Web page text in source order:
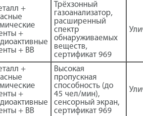
+
+
+ ВВ
Трёхзонный
газоанализатор,
расширенный
спектр
обнаруживаемых
веществ,
сертификат 969
+
+
+ ВВ
Высокая
пропускная
способность (до
45 чел/мин),
сенсорный экран,
сертификат 969